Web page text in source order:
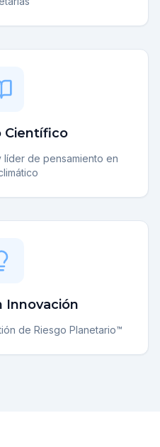
Científico
de pensamiento en
Innovación
de Riesgo Planetario™